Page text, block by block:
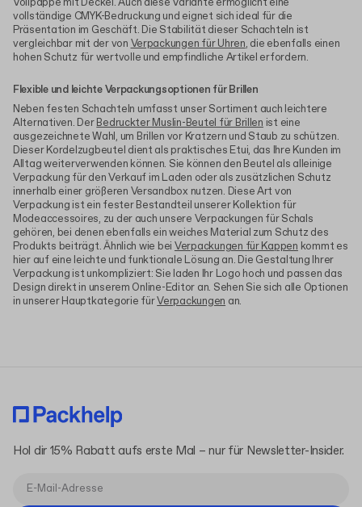
vollständige CMYK-Bedruckung und eignet sich ideal für die
Präsentation im Geschäft. Die Stabilität dieser Schachteln ist
vergleichbar mit der von Verpackungen für Uhren, die ebenfalls einen
hohen Schutz für wertvolle und empfindliche Artikel erfordern.
Flexible und leichte Verpackungsoptionen für Brillen
Neben festen Schachteln umfasst unser Sortiment auch leichtere
Alternativen. DerBedruckter Muslin-Beutel für Brillen ist eine
ausgezeichnete Wahl, um Brillen vor Kratzern und Staub zu schützen.
Dieser Kordelzugbeutel dient als praktisches Etui, das Ihre Kunden im
Alltag weiterverwenden können. Sie können den Beutel als alleinige
Verpackung für den Verkauf im Laden oder als zusätzlichen Schutz
innerhalb einer größeren Versandbox nutzen. Diese Art von
Verpackung ist ein fester Bestandteil unserer Kollektion für
Modeaccessoires, zu der auch unsere Verpackungen für Schals
gehören, bei denen ebenfalls ein weiches Material zum Schutz des
Produkts beiträgt. Ähnlich wie bei Verpackungen für Kappen kommt es
hier auf eine leichte und funktionale Lösung an. Die Gestaltung Ihrer
Verpackung ist unkompliziert: Sie laden Ihr Logo hoch und passen das
Design direkt in unserem Online-Editor an. Sehen Sie sich alle Optionen
in unserer Hauptkategorie fürVerpackungen an.
Hol dir 15% Rabatt aufs erste Mal – nur für Newsletter-Insider.